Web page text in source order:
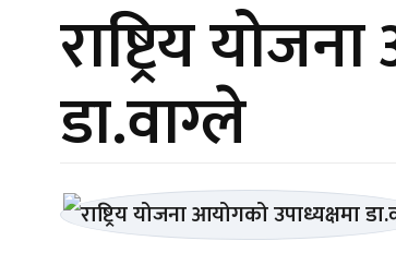
राष्ट्रिय
डा.वाग्ले